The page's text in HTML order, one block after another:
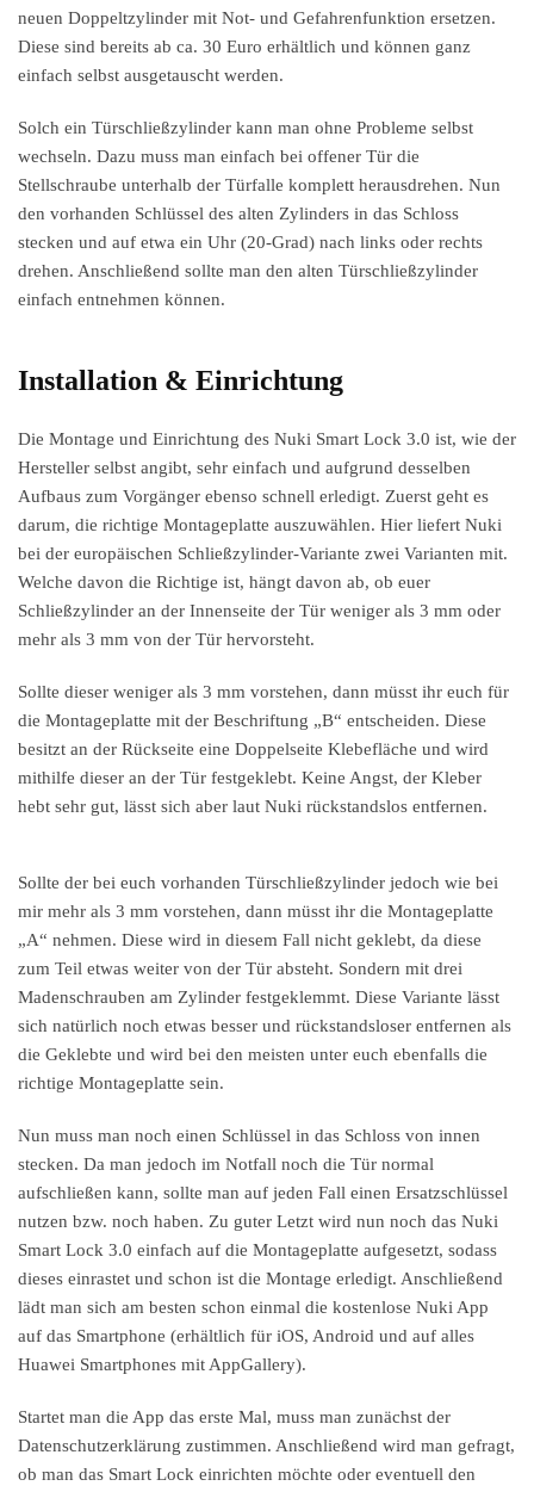
neuen Doppeltzylinder mit Not- und Gefahrenfunktion ersetzen.
Diese sind bereits ab ca. 30 Euro erhältlich und können ganz
einfach selbst ausgetauscht werden.
Solch ein Türschließzylinder kann man ohne Probleme selbst
wechseln. Dazu muss man einfach bei offener Tür die
Stellschraube unterhalb der Türfalle komplett herausdrehen. Nun
den vorhanden Schlüssel des alten Zylinders in das Schloss
stecken und auf etwa ein Uhr (20-Grad) nach links oder rechts
drehen. Anschließend sollte man den alten Türschließzylinder
einfach entnehmen können.
Installation & Einrichtung
Die Montage und Einrichtung des Nuki Smart Lock 3.0 ist, wie der
Hersteller selbst angibt, sehr einfach und aufgrund desselben
Aufbaus zum Vorgänger ebenso schnell erledigt. Zuerst geht es
darum, die richtige Montageplatte auszuwählen. Hier liefert Nuki
bei der europäischen Schließzylinder-Variante zwei Varianten mit.
Welche davon die Richtige ist, hängt davon ab, ob euer
Schließzylinder an der Innenseite der Tür weniger als 3 mm oder
mehr als 3 mm von der Tür hervorsteht.
Sollte dieser weniger als 3 mm vorstehen, dann müsst ihr euch für
die Montageplatte mit der Beschriftung „B“ entscheiden. Diese
besitzt an der Rückseite eine Doppelseite Klebefläche und wird
mithilfe dieser an der Tür festgeklebt. Keine Angst, der Kleber
hebt sehr gut, lässt sich aber laut Nuki rückstandslos entfernen.
Sollte der bei euch vorhanden Türschließzylinder jedoch wie bei
mir mehr als 3 mm vorstehen, dann müsst ihr die Montageplatte
„A“ nehmen. Diese wird in diesem Fall nicht geklebt, da diese
zum Teil etwas weiter von der Tür absteht. Sondern mit drei
Madenschrauben am Zylinder festgeklemmt. Diese Variante lässt
sich natürlich noch etwas besser und rückstandsloser entfernen als
die Geklebte und wird bei den meisten unter euch ebenfalls die
richtige Montageplatte sein.
Nun muss man noch einen Schlüssel in das Schloss von innen
stecken. Da man jedoch im Notfall noch die Tür normal
aufschließen kann, sollte man auf jeden Fall einen Ersatzschlüssel
nutzen bzw. noch haben. Zu guter Letzt wird nun noch das Nuki
Smart Lock 3.0 einfach auf die Montageplatte aufgesetzt, sodass
dieses einrastet und schon ist die Montage erledigt. Anschließend
lädt man sich am besten schon einmal die kostenlose Nuki App
auf das Smartphone (erhältlich für iOS, Android und auf alles
Huawei Smartphones mit AppGallery).
Startet man die App das erste Mal, muss man zunächst der
Datenschutzerklärung zustimmen. Anschließend wird man gefragt,
ob man das Smart Lock einrichten möchte oder eventuell den